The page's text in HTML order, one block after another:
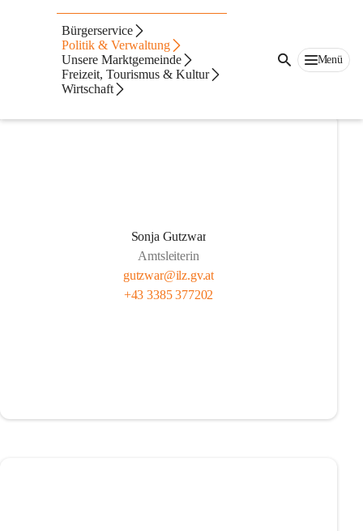
Bürgerservice
Politik & Verwaltung
Unsere Marktgemeinde
Freizeit, Tourismus & Kultur
Wirtschaft
Menü
Mitarbeiter/Abteilunge
Innendienst
Sonja Gutzwar
Amtsleiterin
gutzwar@ilz.gv.at
+43 3385 377202